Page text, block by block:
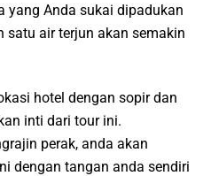
yang Anda sukai dipadukan
satu air terjun akan semakin
hotel dengan sopir dan
inti dari tour ini.
perak, anda akan
dengan tangan anda sendiri